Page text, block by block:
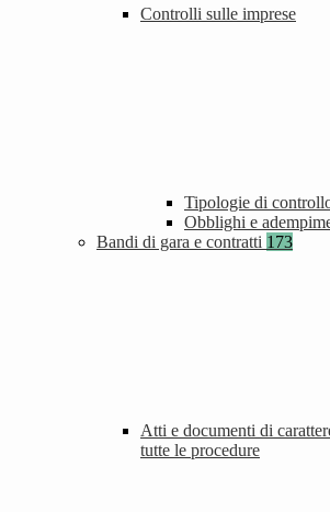
Controlli sulle imprese
Tipologie di
Obblighi e
Bandi di gara e contratti 173
Atti e documenti di
tutte le procedure